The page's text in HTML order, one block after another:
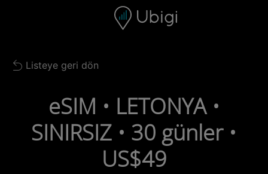
Gezinme çubuğu Alt bilgi
Back to list
Listeye geri dön
eSIM • LETONYA •
SINIRSIZ • 30 günler •
US$49